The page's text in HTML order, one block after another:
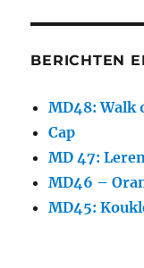
BERICHTEN
MD48: Walk
Cap
MD 47:
MD46 –
MD45: